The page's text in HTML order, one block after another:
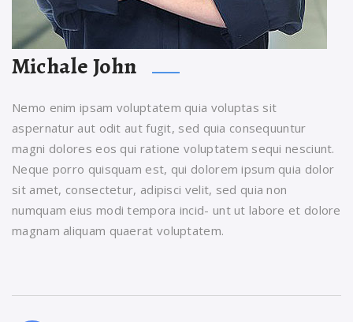
Michale John
Nemo enim ipsam voluptatem quia voluptas sit
aspernatur aut odit aut fugit, sed quia consequuntur
magni dolores eos qui ratione voluptatem sequi nesciunt.
Neque porro quisquam est, qui dolorem ipsum quia dolor
sit amet, consectetur, adipisci velit, sed quia non
numquam eius modi tempora incid- unt ut labore et dolore
magnam aliquam quaerat voluptatem.